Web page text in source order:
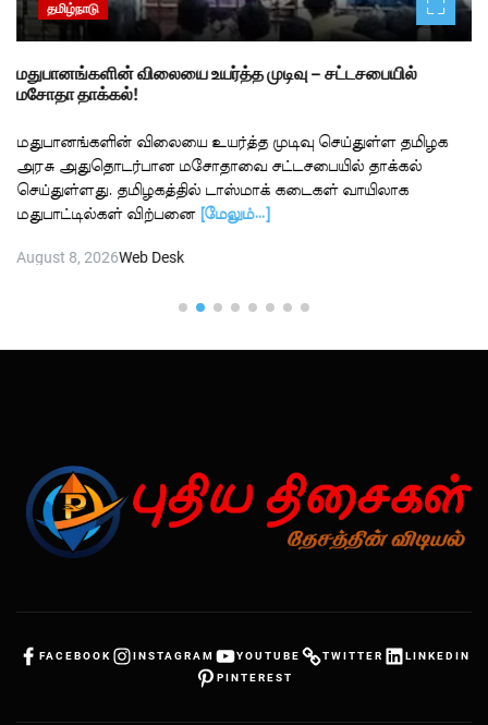
தமிழ்நாடு
மதுபானங்களின் விலையை உயர்த்த முடிவு – சட்டசபையில்
மசோதா தாக்கல்!
மதுபானங்களின் விலையை உயர்த்த முடிவு செய்துள்ள தமிழக
அரசு அதுதொடர்பான மசோதாவை சட்டசபையில் தாக்கல்
செய்துள்ளது. தமிழகத்தில் டாஸ்மாக் கடைகள் வாயிலாக
மதுபாட்டில்கள் விற்பனை [மேலும்…]
August 8, 2026Web Desk
FACEBOOK INSTAGRAM YOUTUBE TWITTER
LINKEDIN
PINTEREST